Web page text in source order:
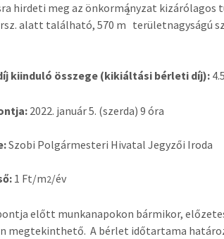
hirdeti meg az önkormányzat kizárólagos
alatt található, 570 m
2
területnagyságú
kiinduló összege (kikiáltási bérleti díj):
2022. január 5. (szerda) 9 óra
Szobi Polgármesteri Hivatal Jegyzői Iroda
1 Ft/m2/év
előtt munkanapokon bármikor,
megtekinthető. A bérlet időtartama